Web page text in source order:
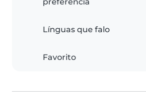
preferência
Línguas que falo
Favorito